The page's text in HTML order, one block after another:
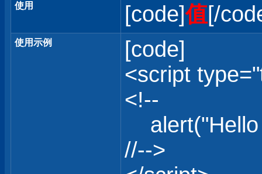
使用 [code]值[/
使用示例
[code]
<script
<!--
alert("Hello
//-->